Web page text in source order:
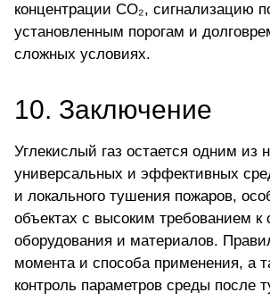
концентрации CO₂, сигнализацию
установленным порогам и
сложных условиях.
10. Заключение
Углекислый газ остается одним из
универсальных и эффективных
и локального тушения пожаров,
объектах с высоким требованием к
оборудования и материалов.
момента и способа применения, а
контроль параметров среды после